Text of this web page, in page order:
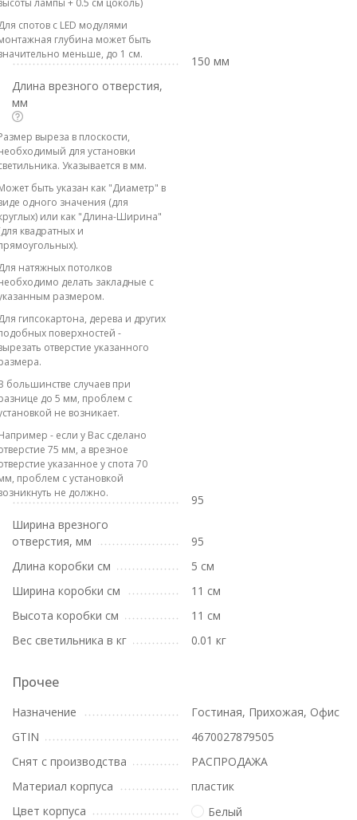
лампы + 0.5 см цоколь)
спотов с LED модулями
глубина может быть
меньше, до 1 см.
150 мм
Длина врезного отверстия,
мм
выреза в плоскости,
для установки
Указывается в мм.
быть указан как "Диаметр" в
одного значения (для
или как "Длина-Ширина"
квадратных и
натяжных потолков
делать закладные с
размером.
гипсокартона, дерева и других
поверхностей -
отверстие указанного
большинстве случаев при
до 5 мм, проблем с
не возникает.
- если у Вас сделано
75 мм, а врезное
указанное у спота 70
проблем с установкой
не должно.
95
Ширина врезного
отверстия, мм
95
Длина коробки см
5 см
Ширина коробки см
11 см
Высота коробки см
11 см
Вес светильника в кг
0.01 кг
Прочее
Назначение
Гостиная, Прихожая, Офис
GTIN
4670027879505
Снят с производства
РАСПРОДАЖА
Материал корпуса
пластик
Цвет корпуса
Белый